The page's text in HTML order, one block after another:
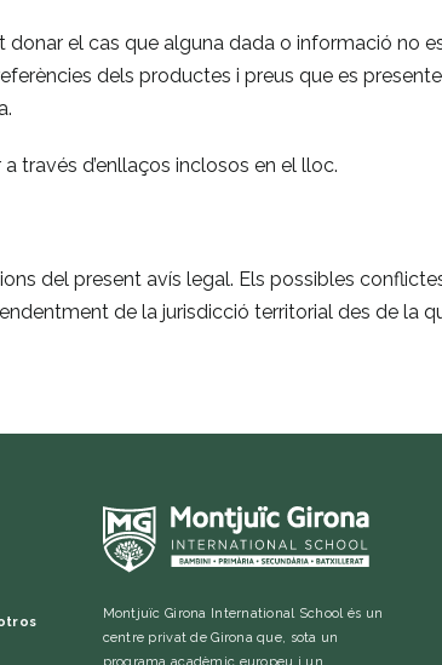
el cas que alguna dada o informació no
dels productes i preus que es
través d’enllaços inclosos en el lloc.
del present avís legal. Els possibles
de la jurisdicció territorial des de la
Montjuïc Girona International School és un
centre privat de Girona que, sota un